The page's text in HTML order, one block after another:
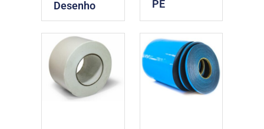
Desenho
PE